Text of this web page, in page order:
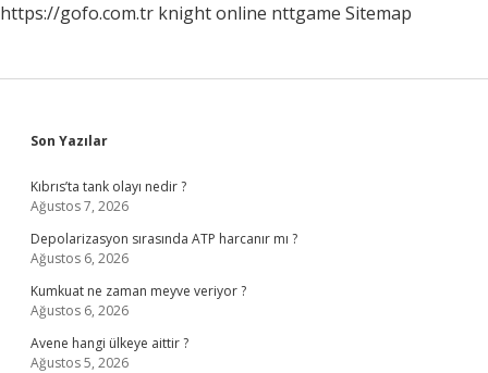
https://gofo.com.tr knight online nttgame Sitemap
Sidebar
Son Yazılar
Kıbrıs’ta tank olayı nedir ?
Ağustos 7, 2026
Depolarizasyon sırasında ATP harcanır mı ?
Ağustos 6, 2026
Kumkuat ne zaman meyve veriyor ?
Ağustos 6, 2026
Avene hangi ülkeye aittir ?
Ağustos 5, 2026